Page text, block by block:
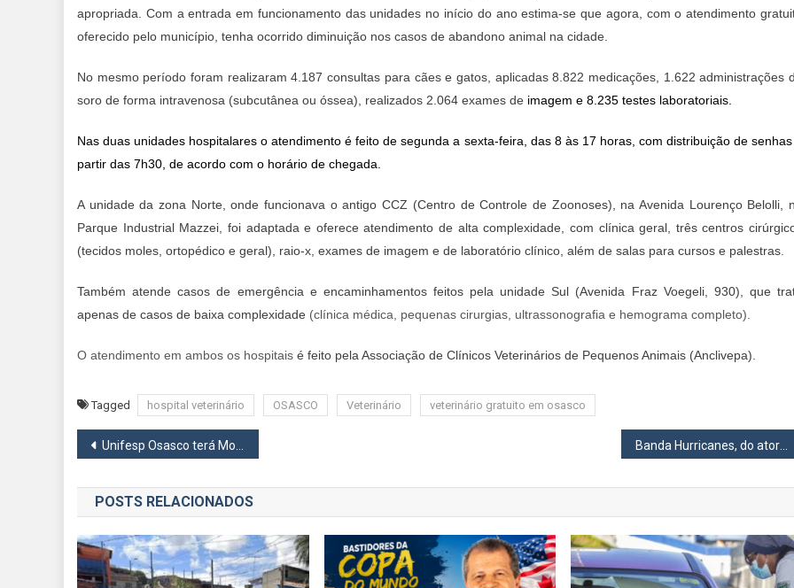
De
apropriada. Com a entrada em funcionamento das unidades no início do ano estima-se que agora, com o atendimento
oferecido pelo município, tenha ocorrido diminuição nos casos de abandono animal na cidade.
No mesmo período foram realizaram 4.187 consultas para cães e gatos, aplicadas 8.822 medicações, 1.622 administrações
soro de forma intravenosa (subcutânea ou óssea), realizados 2.064 exames de imagem e 8.235 testes laboratoriais.
Nas duas unidades hospitalares o atendimento é feito de segunda a sexta-feira, das 8 às 17 horas, com distribuição de
partir das 7h30, de acordo com o horário de chegada.
A unidade da zona Norte, onde funcionava o antigo CCZ (Centro de Controle de Zoonoses), na Avenida Lourenço Belolli,
Parque Industrial Mazzei, foi adaptada e oferece atendimento de alta complexidade, com clínica geral, três centros
(tecidos moles, ortopédico e geral), raio-x, exames de imagem e de laboratório clínico, além de salas para cursos e palestras.
Também atende casos de emergência e encaminhamentos feitos pela unidade Sul (Avenida Fraz Voegeli, 930), que
apenas de casos de baixa complexidade (clínica médica, pequenas cirurgias, ultrassonografia e hemograma completo).
O atendimento em ambos os hospitais é feito pela Associação de Clínicos Veterinários de Pequenos Animais (Anclivepa).
Tagged hospital veterinário OSASCO Veterinário veterinário gratuito em osasco
Navegação
de
Post
Unifesp Osasco terá Mostra de Cinema da Índia
POSTS RELACIONADOS